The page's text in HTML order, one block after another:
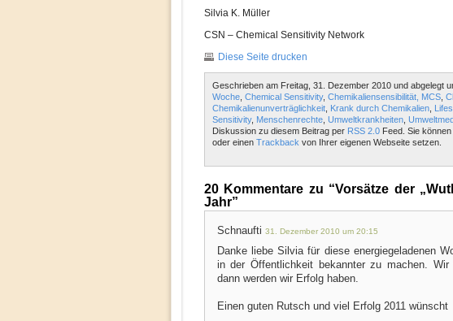
Silvia K. Müller
CSN – Chemical Sensitivity Network
Diese Seite drucken
Geschrieben am Freitag, 31. Dezember 2010 und abgelegt
Woche, Chemical Sensitivity, Chemikaliensensibilität, MCS,
Chemikalienunverträglichkeit, Krank durch Chemikalien,
Sensitivity, Menschenrechte, Umweltkrankheiten,
Diskussion zu diesem Beitrag per RSS 2.0Feed. Sie können
oder einen Trackback von Ihrer eigenen Webseite setzen.
20 Kommentare zu “Vorsätze der
Jahr”
Schnaufti 31. Dezember 2010 um 20:15
Danke liebe Silvia für diese energiegeladenen
in der Öffentlichkeit bekannter zu machen. Wir
dann werden wir Erfolg haben.
Einen guten Rutsch und viel Erfolg 2011 wünscht